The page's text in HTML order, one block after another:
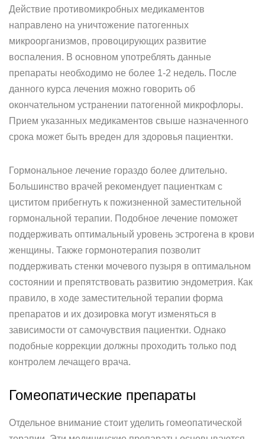
Действие противомикробных медикаментов
направлено на уничтожение патогенных
микроорганизмов, провоцирующих развитие
воспаления. В основном употреблять данные
препараты необходимо не более 1-2 недель. После
данного курса лечения можно говорить об
окончательном устранении патогенной микрофлоры.
Прием указанных медикаментов свыше назначенного
срока может быть вреден для здоровья пациентки.
Гормональное лечение гораздо более длительно.
Большинство врачей рекомендует пациенткам с
циститом прибегнуть к пожизненной заместительной
гормональной терапии. Подобное лечение поможет
поддерживать оптимальный уровень эстрогена в крови
женщины. Также гормонотерапия позволит
поддерживать стенки мочевого пузыря в оптимальном
состоянии и препятствовать развитию эндометрия. Как
правило, в ходе заместительной терапии форма
препаратов и их дозировка могут изменяться в
зависимости от самочувствия пациентки. Однако
подобные коррекции должны проходить только под
контролем лечащего врача.
Гомеопатические препараты
Отдельное внимание стоит уделить гомеопатической